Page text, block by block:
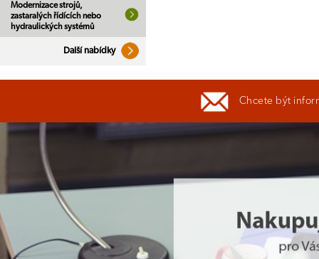
Modernizace strojů,
zastaralých řídících nebo
hydraulických systémů
Další nabídky
Chcete být